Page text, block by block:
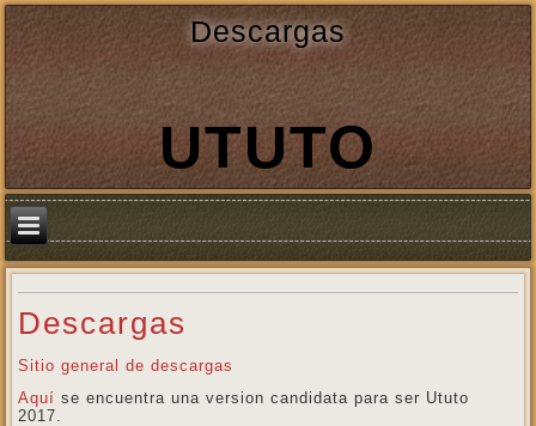
Descargas
UTUTO
Descargas
Sitio general de descargas
Aquíse encuentra una version candidata para ser Ututo
2017.